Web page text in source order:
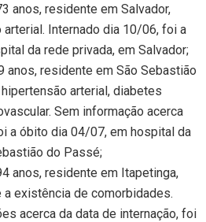
anos, residente em Salvador,
Internado dia 10/06, foi a
da rede privada, em Salvador;
anos, residente em São Sebastião
arterial, diabetes
Sem informação acerca
a óbito dia 04/07, em hospital da
do Passé;
anos, residente em Itapetinga,
existência de comorbidades.
acerca da data de internação, foi